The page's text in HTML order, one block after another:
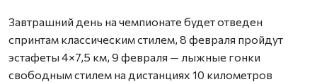
Завтрашний день на чемпионате будет отведен
спринтам классическим стилем, 8 февраля пройдут
эстафеты 4×7,5 км, 9 февраля — лыжные гонки
свободным стилем на дистанциях 10 километров